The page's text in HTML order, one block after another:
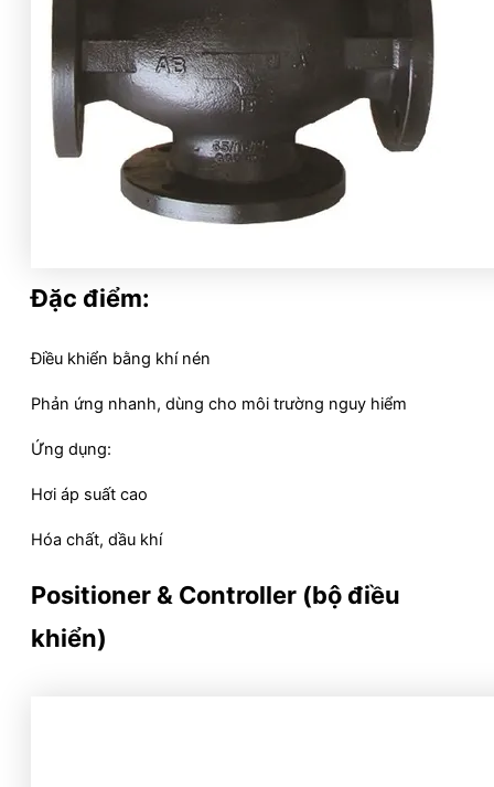
Đặc điểm:
Điều khiển bằng khí nén
Phản ứng nhanh, dùng cho môi trường nguy hiểm
Ứng dụng:
Hơi áp suất cao
Hóa chất, dầu khí
Positioner & Controller (bộ điều
khiển)